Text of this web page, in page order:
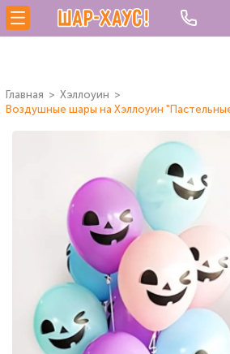
Главная
Хэллоуин
Воздушные шары на Хэллоуин